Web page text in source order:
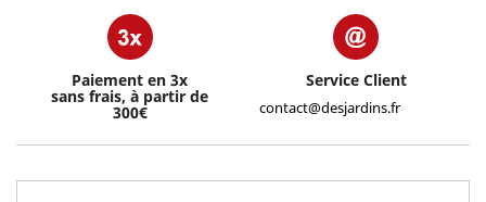
Paiement en 3x
sans frais, à partir de
300€
Service Client
contact@desjardins.fr